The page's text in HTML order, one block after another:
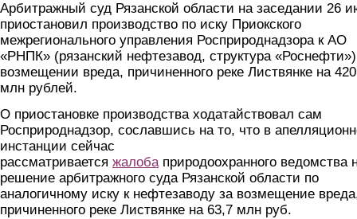
Арбитражный суд Рязанской области на заседании 26
приостановил производство по иску Приокского
межрегионального управления Росприроднадзора к АО
«РНПК» (рязанский нефтезавод, структура
возмещении вреда, причиненного реке Листвянке на 420
млн рублей.
О приостановке производства ходатайствовал сам
Росприроднадзор, сославшись на то, что в
инстанции сейчас
рассматривается жалобаприродоохранного ведомства
решение арбитражного суда Рязанской области по
аналогичному иску к нефтезаводу за возмещение
причиненного реке Листвянке на 63,7 млн руб.